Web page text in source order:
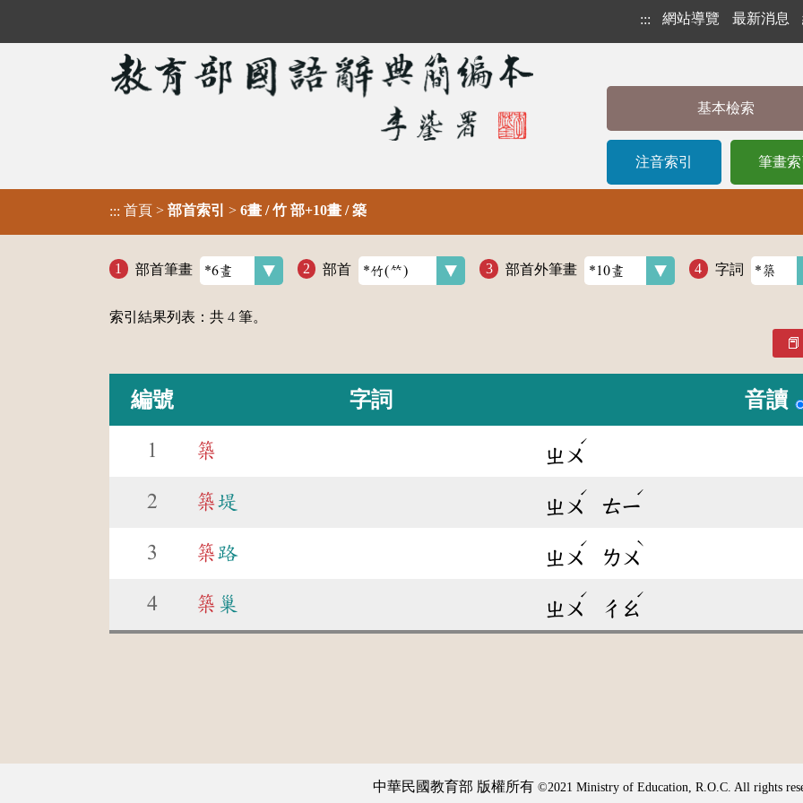
::: 網站導覽 最新消息
基本檢索
注音索引 筆畫索
::: 首頁 > 部首索引 > 6畫 / 竹 部+10畫 / 築
部首筆畫 部首 部首外筆畫 字詞
索引結果列表：共 4 筆。
編號 字詞 音讀
1 築 ㄓㄨ
ˊ
2 築堤 ㄓㄨ
ˊ
ㄊㄧ
ˊ
3 築路 ㄓㄨ
ˊ
ㄌㄨ
ˋ
4 築 巢 ㄓㄨ
ˊ
ㄔㄠ
ˊ
中華民國教育部 版權所有 ©2021 Ministry of Education, R.O.C. All rights